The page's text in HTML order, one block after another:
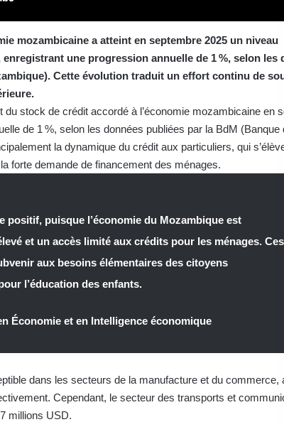
mozambicaine a atteint en septembre 2025 un niveau
une progression annuelle de 1 %, selon les
Cette évolution traduit un effort continu de
du stock de crédit accordé à l’économie mozambicaine en
de 1 %, selon les données publiées par la BdM (Banque
la dynamique du crédit aux particuliers, qui
forte demande de financement des ménages.
positif, puisque l’économie du Mozambique est
et un accès limité aux crédits pour les ménages. Ces
aux besoins élémentaires des citoyens
l’éducation des enfants.
Économie et en Intelligence économique
dans les secteurs de la manufacture et du commerce,
Cependant, le secteur des transports et
millions USD.